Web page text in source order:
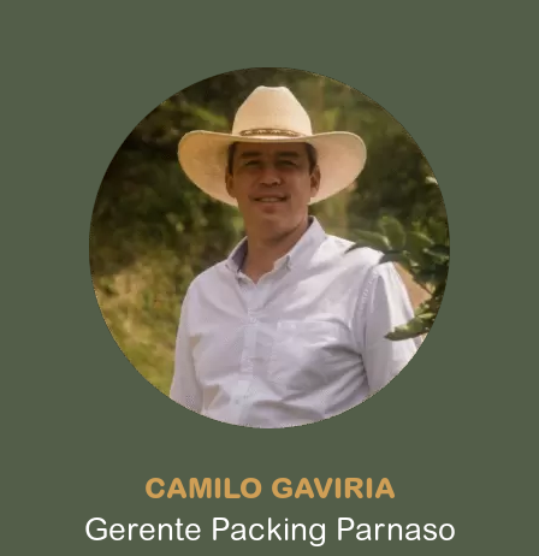
CAMILO GAVIRIA
Gerente Packing Parnaso